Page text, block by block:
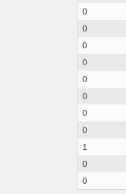
0
0
0
0
0
0
0
0
1
0
0